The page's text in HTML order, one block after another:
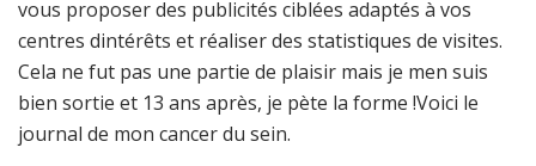
vous proposer des publicités ciblées adaptés à vos
centres dintérêts et réaliser des statistiques de visites.
Cela ne fut pas une partie de plaisir mais je men suis
bien sortie et 13 ans après, je pète la forme !Voici le
journal de mon cancer du sein.